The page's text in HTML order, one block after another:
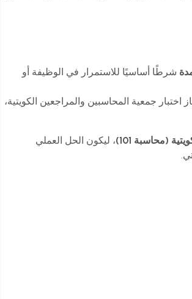
شرطًا أساسيًا للاستمرار في الوظيفة أو
اختبار جمعية المحاسبين والمراجعين الكويتية،
(محاسبة 101)
، ليكون الحل العملي